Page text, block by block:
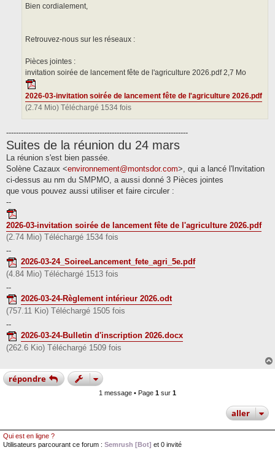
Bien cordialement,
Retrouvez-nous sur les réseaux :
Pièces jointes :
invitation soirée de lancement fête de l'agriculture 2026.pdf 2,7 Mo
2026-03-invitation soirée de lancement fête de l'agriculture 2026.pdf
(2.74 Mio) Téléchargé 1534 fois
--------------------------------------------------------------------------
Suites de la réunion du 24 mars
La réunion s'est bien passée.
Solène Cazaux <environnement@montsdor.com>, qui a lancé l'Invitation
ci-dessus au nm du SMPMO, a aussi donné 3 Pièces jointes
que vous pouvez aussi utiliser et faire circuler :
--
2026-03-invitation soirée de lancement fête de l'agriculture 2026.pdf
(2.74 Mio) Téléchargé 1534 fois
--
2026-03-24_SoireeLancement_fete_agri_5e.pdf
(4.84 Mio) Téléchargé 1513 fois
--
2026-03-24-Règlement intérieur 2026.odt
(757.11 Kio) Téléchargé 1505 fois
--
2026-03-24-Bulletin d'inscription 2026.docx
(262.6 Kio) Téléchargé 1509 fois
répondre
1 message • Page 1 sur 1
aller
Qui est en ligne ?
Utilisateurs parcourant ce forum : Semrush [Bot] et 0 invité